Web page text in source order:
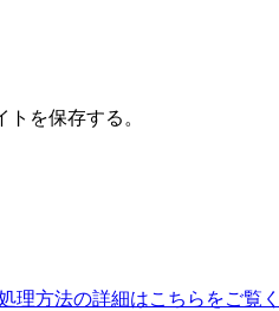
を保存する。
理方法の詳細はこちらをご覧